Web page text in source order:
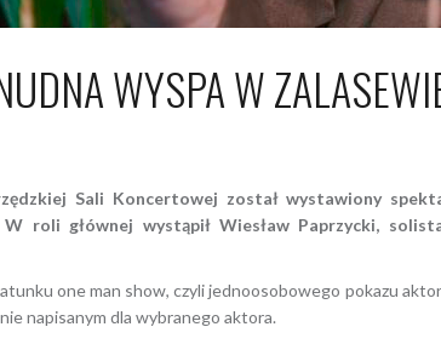
WYSPA W
Sali Koncertowej został wystawiony
roli głównej wystąpił Wiesław Paprzycki,
one man show, czyli jednoosobowego pokazu
napisanym dla wybranego aktora.